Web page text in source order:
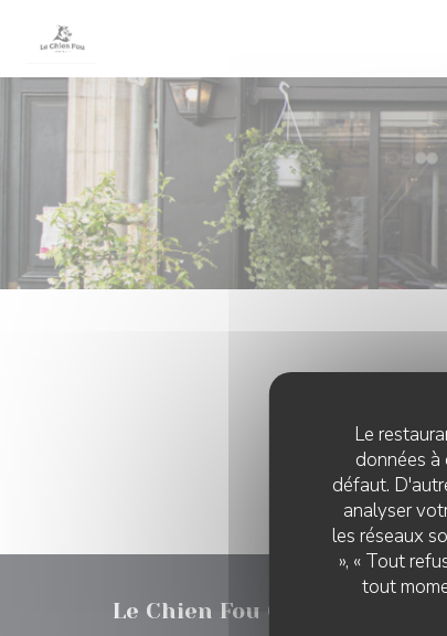
Le
données à
défaut.
analyser
les réseaux
», « Tout
tout
Le Chien Fou Orléans